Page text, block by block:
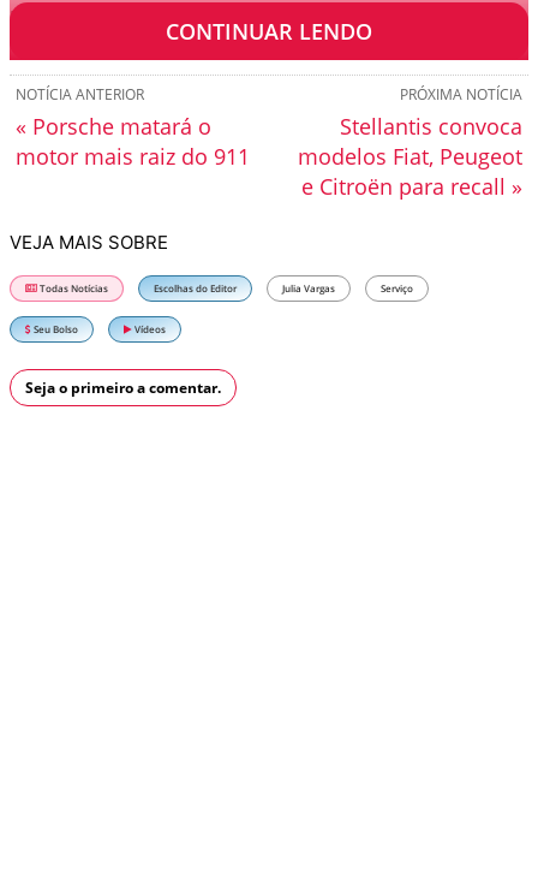
performance.
CONTINUAR LENDO
PRÓXIMA NOTÍCIA
Stellantis convoca
modelos Fiat, Peugeot
e Citroën para recall »
NOTÍCIA ANTERIOR
« Porsche matará o
motor mais raiz do 911
VEJA MAIS SOBRE
Todas Notícias Escolhas do Editor Julia Vargas Serviço
Seu Bolso Vídeos
Seja o primeiro a comentar.